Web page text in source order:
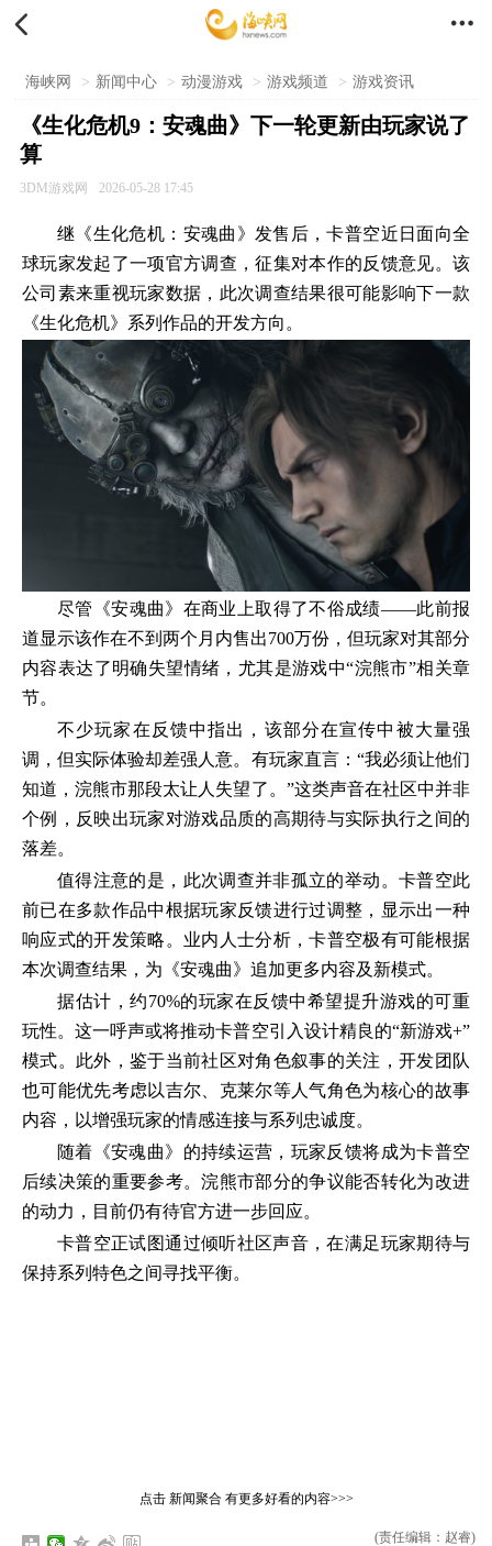
 
海峡网 > 新闻中心 > 动漫游戏 > 游戏频道 > 游戏资讯
《生化危机9：安魂曲》下一轮更新由玩家说了
算
3DM游戏网 2026-05-28 17:45
继《生化危机：安魂曲》发售后，卡普空近日面向全
球玩家发起了一项官方调查，征集对本作的反馈意见。该
公司素来重视玩家数据，此次调查结果很可能影响下一款
《生化危机》系列作品的开发方向。
尽管《安魂曲》在商业上取得了不俗成绩——此前报
道显示该作在不到两个月内售出700万份，但玩家对其部分
内容表达了明确失望情绪，尤其是游戏中“浣熊市”相关章
节。
不少玩家在反馈中指出，该部分在宣传中被大量强
调，但实际体验却差强人意。有玩家直言：“我必须让他们
知道，浣熊市那段太让人失望了。”这类声音在社区中并非
个例，反映出玩家对游戏品质的高期待与实际执行之间的
落差。
值得注意的是，此次调查并非孤立的举动。卡普空此
前已在多款作品中根据玩家反馈进行过调整，显示出一种
响应式的开发策略。业内人士分析，卡普空极有可能根据
本次调查结果，为《安魂曲》追加更多内容及新模式。
据估计，约70%的玩家在反馈中希望提升游戏的可重
玩性。这一呼声或将推动卡普空引入设计精良的“新游戏+”
模式。此外，鉴于当前社区对角色叙事的关注，开发团队
也可能优先考虑以吉尔、克莱尔等人气角色为核心的故事
内容，以增强玩家的情感连接与系列忠诚度。
随着《安魂曲》的持续运营，玩家反馈将成为卡普空
后续决策的重要参考。浣熊市部分的争议能否转化为改进
的动力，目前仍有待官方进一步回应。
卡普空正试图通过倾听社区声音，在满足玩家期待与
保持系列特色之间寻找平衡。
点击 新闻聚合有更多好看的内容>>>
(责任编辑：赵睿)